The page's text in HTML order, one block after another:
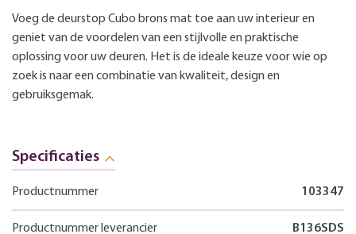
Voeg de deurstop Cubo brons mat toe aan uw interieur en
geniet van de voordelen van een stijlvolle en praktische
oplossing voor uw deuren. Het is de ideale keuze voor wie op
zoek is naar een combinatie van kwaliteit, design en
gebruiksgemak.
Specificaties
Productnummer 103347
Productnummer leverancier B136SDS